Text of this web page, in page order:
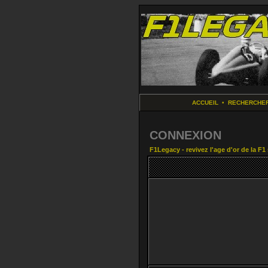
ACCUEIL •
CONNEXION
F1Legacy - revivez l'age d'or de la